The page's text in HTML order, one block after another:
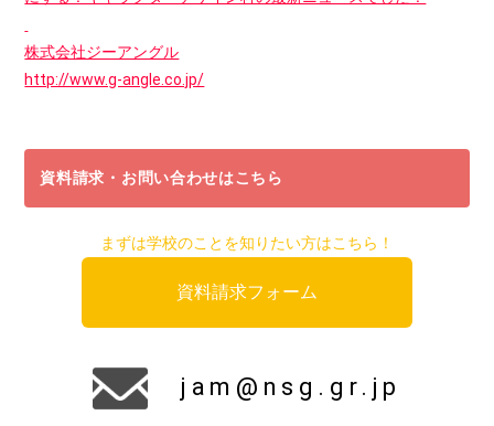
株式会社ジーアングル
http://www.g-angle.co.jp/
資料請求・お問い合わせはこちら
まずは学校のことを知りたい方はこちら！
資料請求フォーム
jam@nsg.gr.jp